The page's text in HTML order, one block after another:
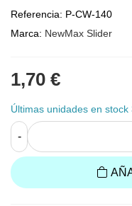
Referencia: P-CW-140
Marca: NewMax Slider
1,70 €
Últimas unidades en stock
-